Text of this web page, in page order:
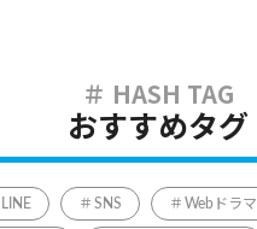
おすすめタグ
LINE SNS Webドラマ